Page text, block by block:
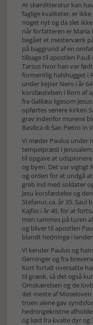
At skønlitteratur kan
faglige kvaliteter, er ikke
noget nyt og da slet ikke,
når forfatteren er Maria
begået et mesterværk
på baggrund af en
tilbage til apostlen
Tarsus hvor han var
formentlig halshugget i
under kejser Nero i år
korsfæstelsen i Rom af
fra Galilæa ligesom
opførtes senere kirken
grav indenfor murene
Basilica di San Pietro in
Vi møder Paulus under
tempelpræst i
til opgave at
og byen. Det var vigtigt
og orden for at undgå
greb ind med soldater
Jesu korsfæstelse og
Stefanus ca. år 35. Saul
Kajfas i år 40, for at
men rammes på turen
og bliver til apostlen
blandt hedninge i
Vi kender Paulus og
Gerninger og fra
Kort fortalt oversatte
til græsk, så det også
Omskærelsen og de
det meste af
troen alene gav
hedningekristne
og kød fra kvalte dyr og